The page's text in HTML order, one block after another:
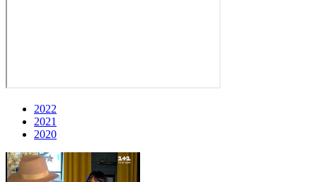
2022
2021
2020